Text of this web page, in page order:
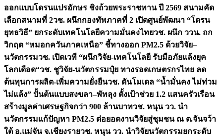
ออกแบบโดรนแปรอักษร ชิงถ้วยพระราชทาน ปี 2569 สนามคัด
เลือกสนามที่ 2วช. ผนึกกองทัพภาคที่ 2 เปิดศูนย์พัฒนา “โดรน
ยุทธวิธี” ยกระดับเทคโนโลยีความมั่นคงไทยวช. ผนึก ววน. ถก
วิกฤต “หมอกควันภาคเหนือ” ชี้ทางออก PM2.5 ด้วยวิจัย–
นวัตกรรมวช. เปิดเวที “ผนึกวิจัย-เทคโนโลยี รับมือภัยแล้งยุค
โลกเดือด“วช. ชูวิจัย-นวัตกรรมปุ๋ย ทางรอดเกษตรกรไทย ลด
ต้นทุนการผลิต-เพิ่มความยั่งยืนวช. ดันโมเดล “น้ำมั่นคง ไม่ท่วม
ไม่แล้ง” ปั้นต้นแบบสงขลา–พัทลุง ตั้งเป้าช่วย 1.2 แสนครัวเรือน
สร้างมูลค่าเศรษฐกิจกว่า 900 ล้านบาทวช. หนุน วว. นำ
นวัตกรรมแก้ปัญหา PM2.5 ต่อยอดงานวิจัยสู่ชุมชน ณ ต.จันจว้า
ใต้ อ.แม่จัน จ.เชียงรายวช. หนุน วว. นำวิจัยนวัตกรรมยกระดับ